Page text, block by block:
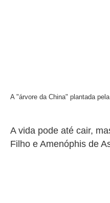
A "árvore da China" plantada
A vida pode até cair,
Filho e Amenóphis de